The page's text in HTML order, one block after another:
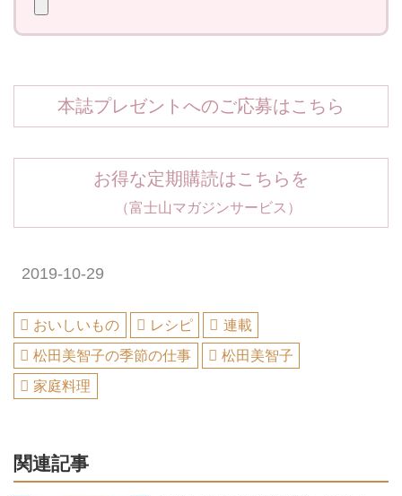
本誌プレゼントへのご応募はこちら
お得な定期購読はこちらを
（富士山マガジンサービス）
2019-10-29
おいしいもの レシピ
連載
松田美智子の季節の仕事
松田美智子
家庭料理
関連記事